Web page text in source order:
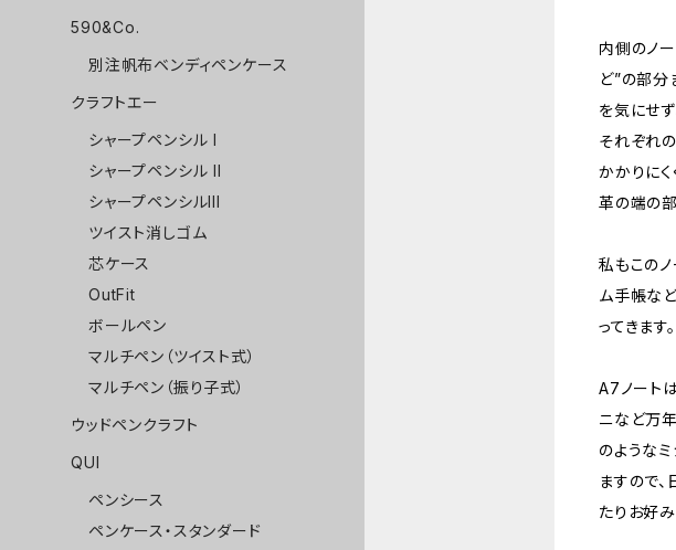
内側のノ
ど”の部分
を気にせ
それぞれ
かかりにく
革の端の部
私もこの
ム手帳な
ってきます。
A7ノート
ニなど万
のような
ますので
たりお好
590&Co.
別注帆布ベンディペンケース
クラフトエー
シャープペンシル I
シャープペンシル II
シャープペンシルIII
ツイスト消しゴム
芯ケース
OutFit
ボールペン
マルチペン（ツイスト式）
マルチペン（振り子式）
ウッドペンクラフト
QUI
ペンシース
ペンケース・スタンダード